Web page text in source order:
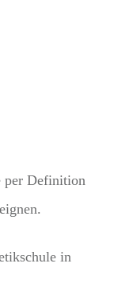
per Definition
in